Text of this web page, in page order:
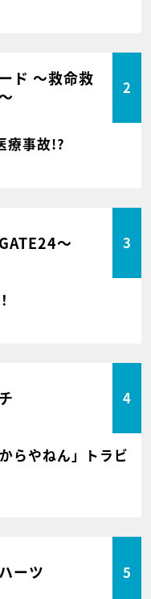
ド ～救命救
2
療事故!?
～ 3
4
らやねん」トラビ
ーツ 5